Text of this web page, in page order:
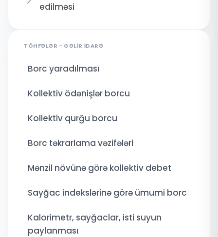
edilməsi
TÖHFƏLƏR - GƏLIR İDARƏ
Borc yaradılması
Kollektiv ödənişlər borcu
Kollektiv qurğu borcu
Borc təkrarlama vəzifələri
Mənzil növünə görə kollektiv debet
Sayğac indekslərinə görə ümumi borc
Kalorimetr, sayğaclar, isti suyun
paylanması